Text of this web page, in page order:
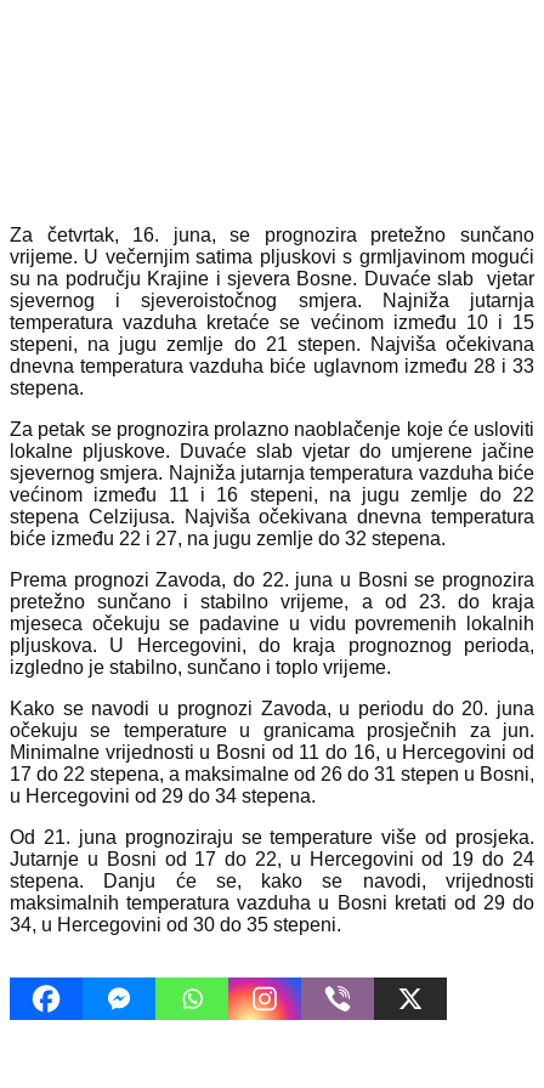
Za četvrtak, 16. juna, se prognozira pretežno sunčano
vrijeme. U večernjim satima pljuskovi s grmljavinom mogući
su na području Krajine i sjevera Bosne. Duvaće slab vjetar
sjevernog i sjeveroistočnog smjera. Najniža jutarnja
temperatura vazduha kretaće se većinom između 10 i 15
stepeni, na jugu zemlje do 21 stepen. Najviša očekivana
dnevna temperatura vazduha biće uglavnom između 28 i 33
stepena.
Za petak se prognozira prolazno naoblačenje koje će usloviti
lokalne pljuskove. Duvaće slab vjetar do umjerene jačine
sjevernog smjera. Najniža jutarnja temperatura vazduha biće
većinom između 11 i 16 stepeni, na jugu zemlje do 22
stepena Celzijusa. Najviša očekivana dnevna temperatura
biće između 22 i 27, na jugu zemlje do 32 stepena.
Prema prognozi Zavoda, do 22. juna u Bosni se prognozira
pretežno sunčano i stabilno vrijeme, a od 23. do kraja
mjeseca očekuju se padavine u vidu povremenih lokalnih
pljuskova. U Hercegovini, do kraja prognoznog perioda,
izgledno je stabilno, sunčano i toplo vrijeme.
Kako se navodi u prognozi Zavoda, u periodu do 20. juna
očekuju se temperature u granicama prosječnih za jun.
Minimalne vrijednosti u Bosni od 11 do 16, u Hercegovini od
17 do 22 stepena, a maksimalne od 26 do 31 stepen u Bosni,
u Hercegovini od 29 do 34 stepena.
Od 21. juna prognoziraju se temperature više od prosjeka.
Jutarnje u Bosni od 17 do 22, u Hercegovini od 19 do 24
stepena. Danju će se, kako se navodi, vrijednosti
maksimalnih temperatura vazduha u Bosni kretati od 29 do
34, u Hercegovini od 30 do 35 stepeni.